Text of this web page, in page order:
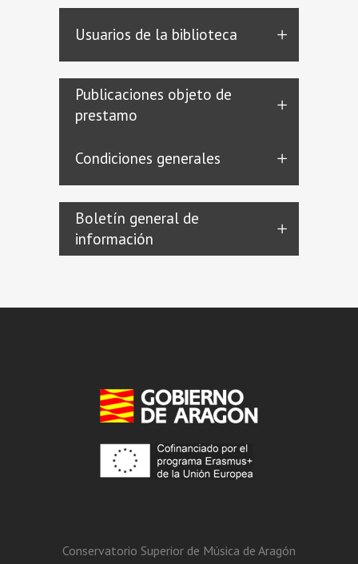
Usuarios de la biblioteca
Publicaciones objeto de
prestamo
Condiciones generales
Boletín general de
información
Conservatorio Superior de Música de Aragón